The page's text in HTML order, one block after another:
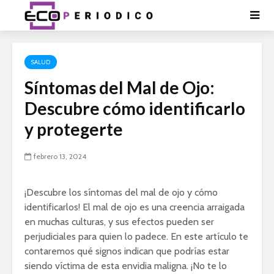
SALUD
Síntomas del Mal de Ojo:
Descubre cómo identificarlo
y protegerte
febrero 13, 2024
¡Descubre los síntomas del mal de ojo y cómo
identificarlos! El mal de ojo es una creencia arraigada
en muchas culturas, y sus efectos pueden ser
perjudiciales para quien lo padece. En este artículo te
contaremos qué signos indican que podrías estar
siendo víctima de esta envidia maligna. ¡No te lo